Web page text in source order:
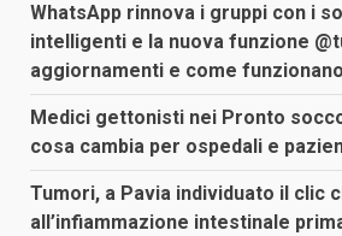
WhatsApp rinnova i gruppi con i
intelligenti e la nuova funzione
aggiornamenti e come funzionano
Medici gettonisti nei Pronto
cosa cambia per ospedali e
Tumori, a Pavia individuato il clic
all’infiammazione intestinale